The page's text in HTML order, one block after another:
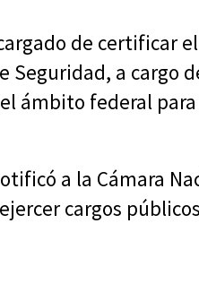
de certificar
Seguridad, a cargo
ámbito federal
a la Cámara
cargos